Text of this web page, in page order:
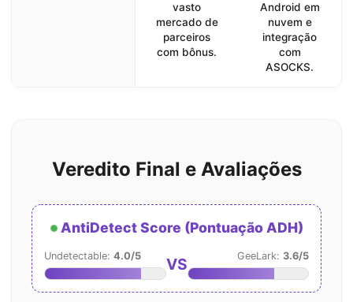
vasto
mercado de
parceiros
com bônus.
Android em
nuvem e
integração
com
ASOCKS.
Veredito Final e Avaliações
AntiDetect Score (Pontuação ADH)
Undetectable: 4.0/5 VS GeeLark: 3.6/5